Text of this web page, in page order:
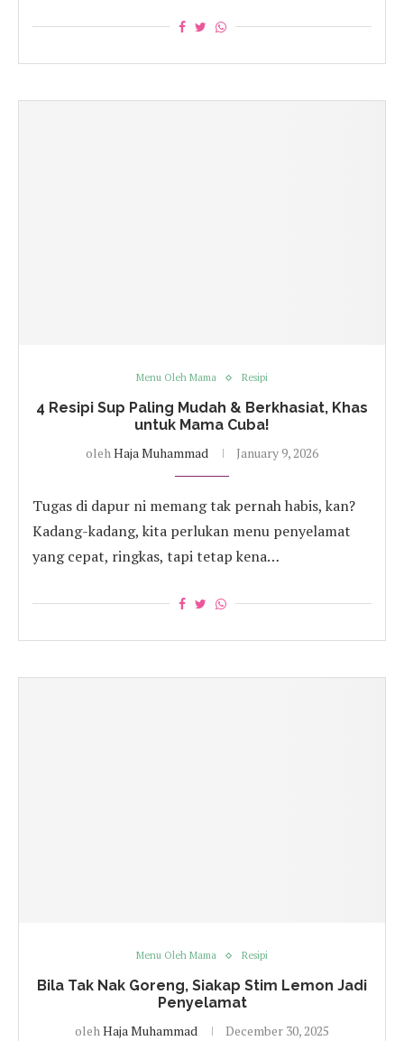
Menu Oleh Mama Resipi
4 Resipi Sup Paling Mudah & Berkhasiat, Khas
untuk Mama Cuba!
olehHaja Muhammad January 9, 2026
Tugas di dapur ni memang tak pernah habis, kan?
Kadang-kadang, kita perlukan menu penyelamat
yang cepat, ringkas, tapi tetap kena…
Menu Oleh Mama Resipi
Bila Tak Nak Goreng, Siakap Stim Lemon Jadi
Penyelamat
olehHaja Muhammad December 30, 2025